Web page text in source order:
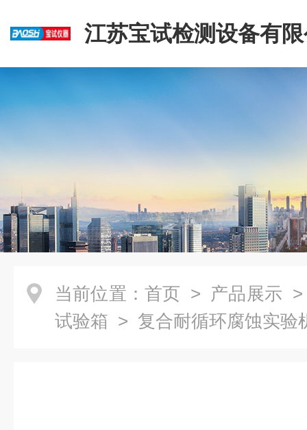
江苏宝试检测设备有
当前位置： 首页 > 产品展示
试验箱 > 复合耐循环腐蚀实验